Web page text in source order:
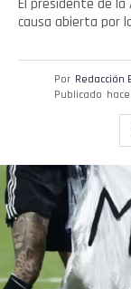
El presidente de la
causa abierta por
Por Redacción
Publicado